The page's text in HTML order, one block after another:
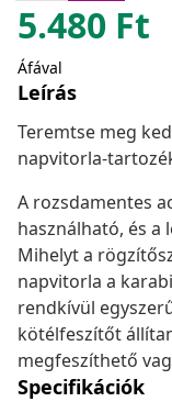
5.480 Ft
Áfával
Leírás
Teremtse meg
napvitorla-
A rozsdamentes
használható, és
Mihelyt a
napvitorla a
rendkívül
kötélfeszítőt
megfeszíthető
Specifikációk